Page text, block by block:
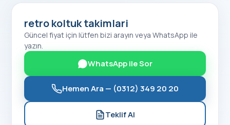
retro koltuk takimlari
Güncel fiyat için lütfen bizi arayın veya WhatsApp ile
yazın.
WhatsApp ile Sor
Hemen Ara — (0312) 349 20 20
Teklif Al